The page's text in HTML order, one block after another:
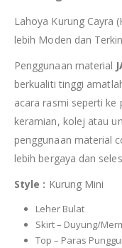
Lahoya Kurung Cayra
lebih Moden dan
Penggunaan material
berkualiti tinggi
acara rasmi seperti ke
keramian, kolej atau
penggunaan material
lebih bergaya dan
Style : Kurung Mini
Leher Bulat
Skirt – Duyung/
Top – Paras